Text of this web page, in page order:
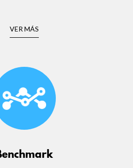
VER MÁS